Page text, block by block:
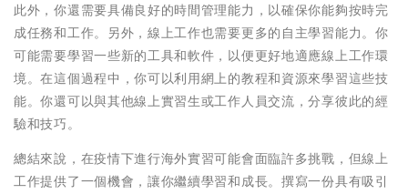
此外，你還需要具備良好的時間管理能力，以確保你能夠按時完
成任務和工作。另外，線上工作也需要更多的自主學習能力。你
可能需要學習一些新的工具和軟件，以便更好地適應線上工作環
境。在這個過程中，你可以利用網上的教程和資源來學習這些技
能。你還可以與其他線上實習生或工作人員交流，分享彼此的經
驗和技巧。
總結來說，在疫情下進行海外實習可能會面臨許多挑戰，但線上
工作提供了一個機會，讓你繼續學習和成長。撰寫一份具有吸引